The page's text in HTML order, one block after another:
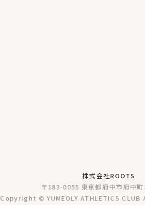
株式会社ROOTS
〒183-0055 東京都府中市府中
Copyright © YUMEOLY ATHLETICS